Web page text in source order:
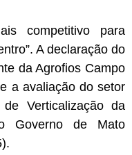
competitivo para
A declaração do
da Agrofios Campo
a avaliação do setor
Verticalização da
Governo de Mato